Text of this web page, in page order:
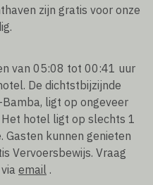
zijn gratis voor onze
van 05:08 tot 00:41 uur
De dichtstbijzijnde
Bamba, ligt op ongeveer
hotel ligt op slechts 1
Gasten kunnen genieten
Vervoersbewijs. Vraag
email .